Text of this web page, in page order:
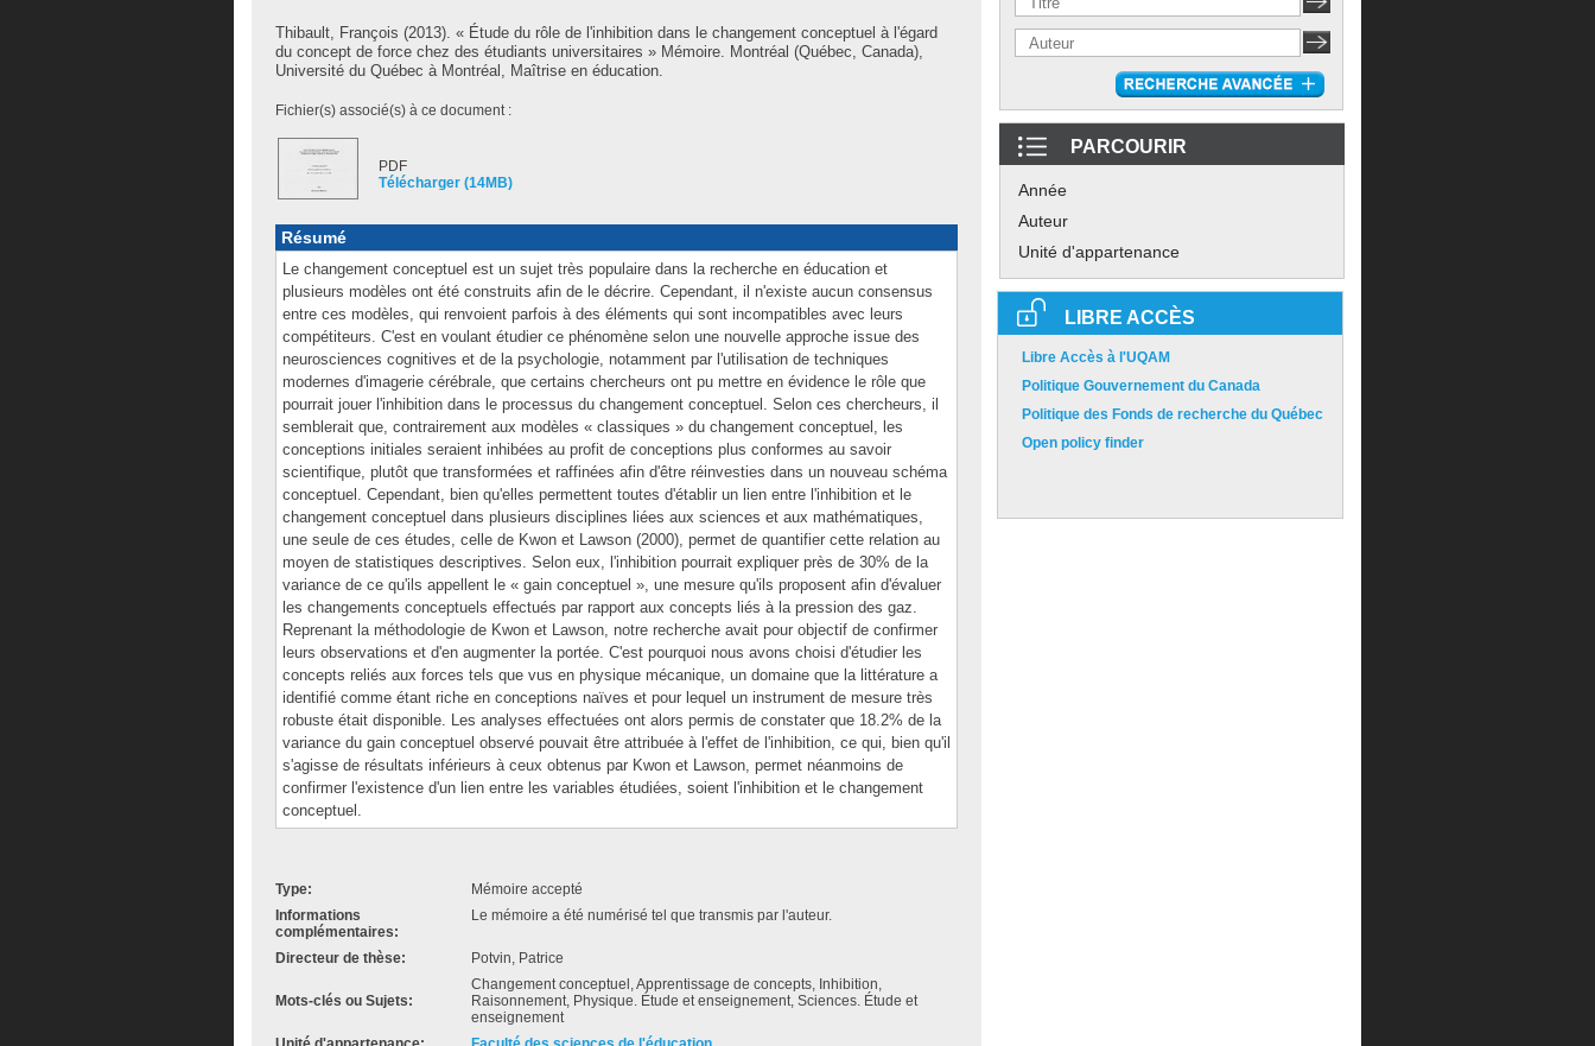
Thibault, François (2013). « Étude du rôle de l'inhibition dans le changement conceptuel à l'égard
du concept de force chez des étudiants universitaires » Mémoire. Montréal (Québec, Canada),
Université du Québec à Montréal, Maîtrise en éducation.
Fichier(s) associé(s) à ce document :
PDF
Télécharger (14MB)
Résumé
Le changement conceptuel est un sujet très populaire dans la recherche en éducation et
plusieurs modèles ont été construits afin de le décrire. Cependant, il n'existe aucun consensus
entre ces modèles, qui renvoient parfois à des éléments qui sont incompatibles avec leurs
compétiteurs. C'est en voulant étudier ce phénomène selon une nouvelle approche issue des
neurosciences cognitives et de la psychologie, notamment par l'utilisation de techniques
modernes d'imagerie cérébrale, que certains chercheurs ont pu mettre en évidence le rôle que
pourrait jouer l'inhibition dans le processus du changement conceptuel. Selon ces chercheurs, il
semblerait que, contrairement aux modèles « classiques » du changement conceptuel, les
conceptions initiales seraient inhibées au profit de conceptions plus conformes au savoir
scientifique, plutôt que transformées et raffinées afin d'être réinvesties dans un nouveau schéma
conceptuel. Cependant, bien qu'elles permettent toutes d'établir un lien entre l'inhibition et le
changement conceptuel dans plusieurs disciplines liées aux sciences et aux mathématiques,
une seule de ces études, celle de Kwon et Lawson (2000), permet de quantifier cette relation au
moyen de statistiques descriptives. Selon eux, l'inhibition pourrait expliquer près de 30% de la
variance de ce qu'ils appellent le « gain conceptuel », une mesure qu'ils proposent afin d'évaluer
les changements conceptuels effectués par rapport aux concepts liés à la pression des gaz.
Reprenant la méthodologie de Kwon et Lawson, notre recherche avait pour objectif de confirmer
leurs observations et d'en augmenter la portée. C'est pourquoi nous avons choisi d'étudier les
concepts reliés aux forces tels que vus en physique mécanique, un domaine que la littérature a
identifié comme étant riche en conceptions naïves et pour lequel un instrument de mesure très
robuste était disponible. Les analyses effectuées ont alors permis de constater que 18.2% de la
variance du gain conceptuel observé pouvait être attribuée à l'effet de l'inhibition, ce qui, bien qu'il
s'agisse de résultats inférieurs à ceux obtenus par Kwon et Lawson, permet néanmoins de
confirmer l'existence d'un lien entre les variables étudiées, soient l'inhibition et le changement
conceptuel.
Type:
Mémoire accepté
Informations
complémentaires:
Le mémoire a été numérisé tel que transmis par l'auteur.
Directeur de thèse: Potvin, Patrice
Mots-clés ou Sujets:
Changement conceptuel, Apprentissage de concepts, Inhibition,
Raisonnement, Physique. Étude et enseignement, Sciences. Étude et
enseignement
PARCOURIR
Année
Auteur
Unité d'appartenance
LIBRE ACCÈS
Libre Accès à l'UQAM
Politique Gouvernement du Canada
Politique des Fonds de recherche du Québec
Open policy finder